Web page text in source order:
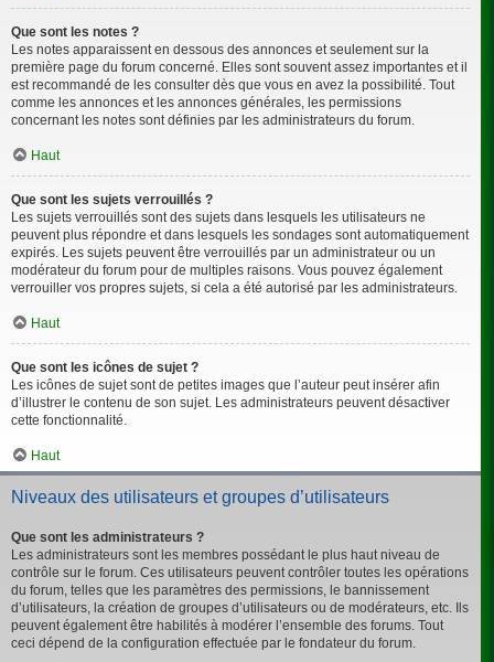
Que sont les notes ?
Les notes apparaissent en dessous des annonces et seulement sur la
première page du forum concerné. Elles sont souvent assez importantes et il
est recommandé de les consulter dès que vous en avez la possibilité. Tout
comme les annonces et les annonces générales, les permissions
concernant les notes sont définies par les administrateurs du forum.
Haut
Que sont les sujets verrouillés ?
Les sujets verrouillés sont des sujets dans lesquels les utilisateurs ne
peuvent plus répondre et dans lesquels les sondages sont automatiquement
expirés. Les sujets peuvent être verrouillés par un administrateur ou un
modérateur du forum pour de multiples raisons. Vous pouvez également
verrouiller vos propres sujets, si cela a été autorisé par les administrateurs.
Haut
Que sont les icônes de sujet ?
Les icônes de sujet sont de petites images que l’auteur peut insérer afin
d’illustrer le contenu de son sujet. Les administrateurs peuvent désactiver
cette fonctionnalité.
Haut
Niveaux des utilisateurs et groupes d’utilisateurs
Que sont les administrateurs ?
Les administrateurs sont les membres possédant le plus haut niveau de
contrôle sur le forum. Ces utilisateurs peuvent contrôler toutes les opérations
du forum, telles que les paramètres des permissions, le bannissement
d’utilisateurs, la création de groupes d’utilisateurs ou de modérateurs, etc. Ils
peuvent également être habilités à modérer l’ensemble des forums. Tout
ceci dépend de la configuration effectuée par le fondateur du forum.